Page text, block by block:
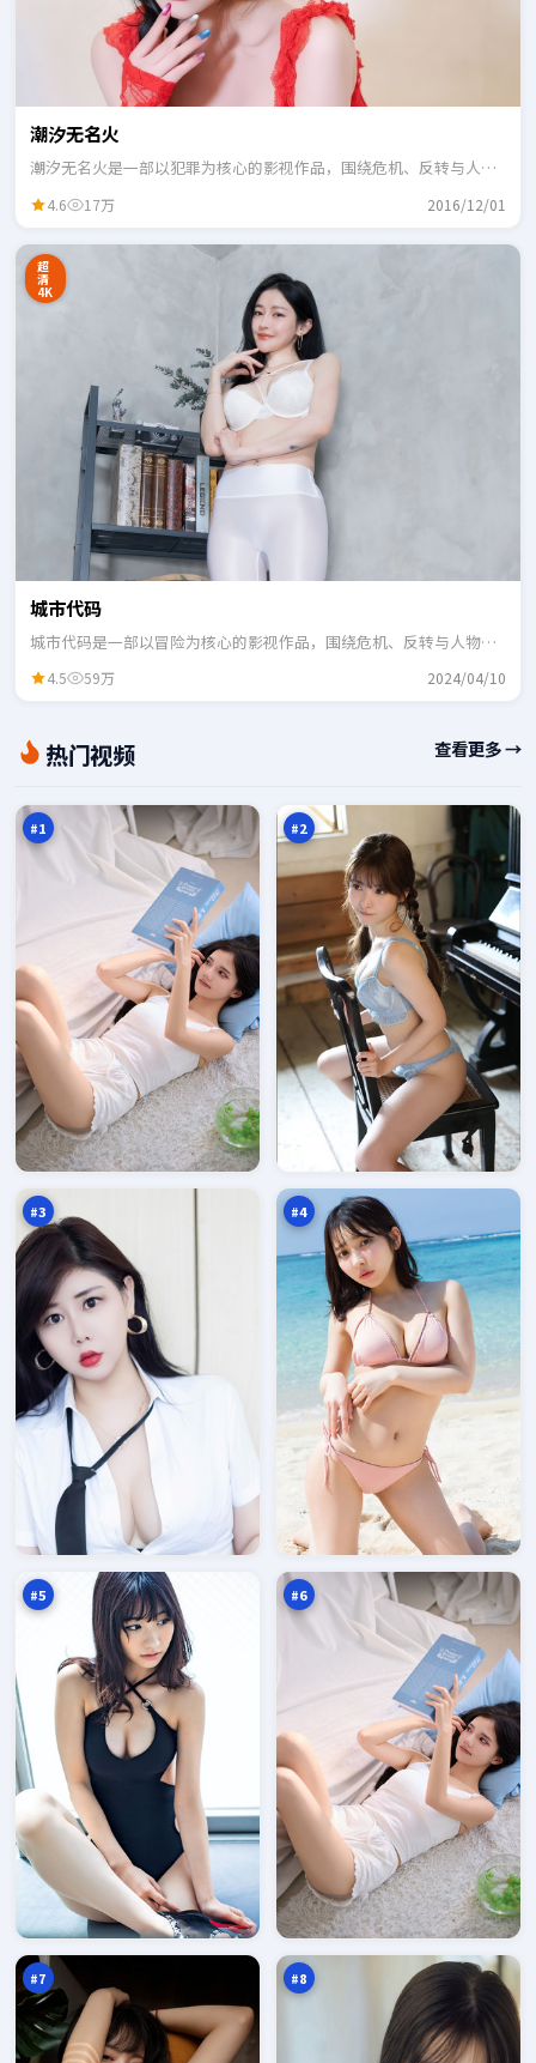
潮汐无名火
潮汐无名火是一部以犯罪为核心的影视作品，围绕危机、反转与人物
4.6 17万 2016/12/01
超
清
4K
城市代码
城市代码是一部以冒险为核心的影视作品，围绕危机、反转与人物成
4.5 59万 2024/04/10
热门视频 查看更多 →
#1
海
逃 97
#2
#3
异
境
旧
账
本
96
万
#4
#5
锋
场万
#6
列
车万
#7
无
声
壁
万
#8
飓
风
交
锋
93
万